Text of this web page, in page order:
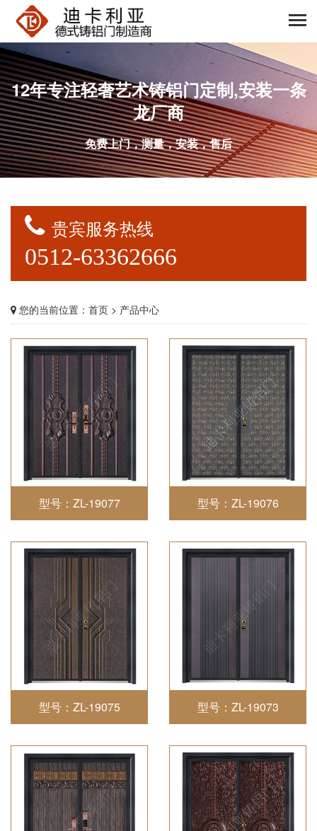
12年专注轻奢艺术铸铝门定制,安装一条
龙厂商
免费上门，测量，安装，售后
贵宾服务热线
0512-63362666
您的当前位置： 首页 > 产品中心
型号：ZL-19077 型号：ZL-19076
型号：ZL-19075 型号：ZL-19073